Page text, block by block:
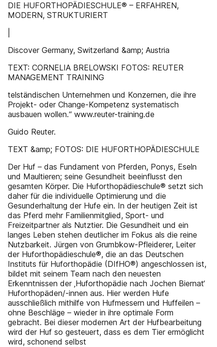
DIE HUFORTHOPÄDIESCHULE® – ERFAHREN,
MODERN, STRUKTURIERT
Discover Germany, Switzerland &amp; Austria
TEXT: CORNELIA BRELOWSKI FOTOS: REUTER
MANAGEMENT TRAINING
telständischen Unternehmen und Konzernen, die ihre
Projekt- oder Change-Kompetenz systematisch
ausbauen wollen.“ www.reuter-training.de
Guido Reuter.
TEXT &amp; FOTOS: DIE HUFORTHOPÄDIESCHULE
Der Huf – das Fundament von Pferden, Ponys, Eseln
und Maultieren; seine Gesundheit beeinflusst den
gesamten Körper. Die Huforthopädieschule® setzt sich
daher für die individuelle Optimierung und die
Gesunderhaltung der Hufe ein. In der heutigen Zeit ist
das Pferd mehr Familienmitglied, Sport- und
Freizeitpartner als Nutztier. Die Gesundheit und ein
langes Leben stehen deutlicher im Fokus als die reine
Nutzbarkeit. Jürgen von Grumbkow-Pfleiderer, Leiter
der Huforthopädieschule®, die an das Deutschen
Instituts für Huforthopädie (DIfHO®) angeschlossen ist,
bildet mit seinem Team nach den neuesten
Erkenntnissen der ‚Huforthopädie nach Jochen Biernat‘
Huforthopäden/-innen aus. Hier werden Hufe
ausschließlich mithilfe von Hufmessern und Huffeilen –
ohne Beschläge – wieder in ihre optimale Form
gebracht. Bei dieser modernen Art der Hufbearbeitung
wird der Huf so gesteuert, dass es dem Tier ermöglicht
wird, schonend selbst